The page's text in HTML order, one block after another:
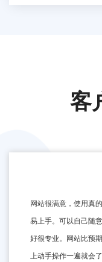
客
网站很满意，使用真
易上手。可以自己随
好很专业。网站比预
上动手操作一遍就会